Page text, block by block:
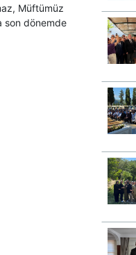
Müftümüz
son dönemde